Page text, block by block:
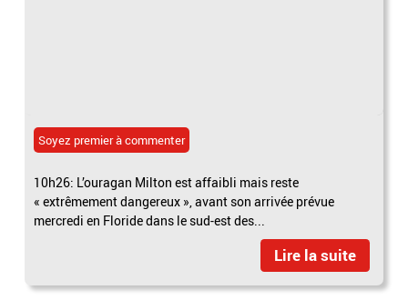
Soyez premier à commenter
10h26: L’ouragan Milton est affaibli mais reste
« extrêmement dangereux », avant son arrivée prévue
mercredi en Floride dans le sud-est des...
Lire la suite